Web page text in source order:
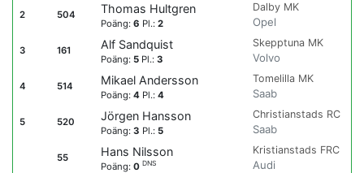
2 504 Thomas Hultgren
Poäng:6 Pl.:2
Dalby MK
Opel
3 161 Alf Sandquist
Poäng: 5 Pl.:3
Skepptuna MK
Volvo
4 514 Mikael Andersson
Poäng:4 Pl.:4
Tomelilla MK
Saab
5 520 Jörgen Hansson
Poäng:3 Pl.: 5
Christianstads RC
Saab
55 Hans Nilsson
Poäng:0DNS
Kristianstads FRC
Audi